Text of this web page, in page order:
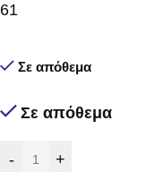
61
Σε απόθεμα
Σε απόθεμα
- +